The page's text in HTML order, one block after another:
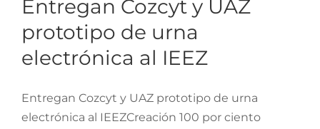
electrónica al IEEZ
Entregan Cozcyt y UAZ
prototipo de urna
electrónica al IEEZ
Entregan Cozcyt y UAZ prototipo de urna
electrónica al IEEZCreación 100 por ciento